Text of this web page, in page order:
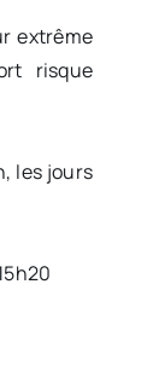
extrême
risque
les jours